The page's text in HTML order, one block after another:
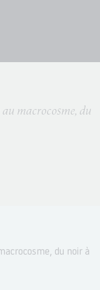
macrocosme, du
du noir à